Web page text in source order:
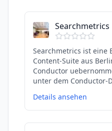
Searchmetrics
Searchmetrics ist eine
Content-Suite aus
Conductor
unter dem Conductor-
Details ansehen